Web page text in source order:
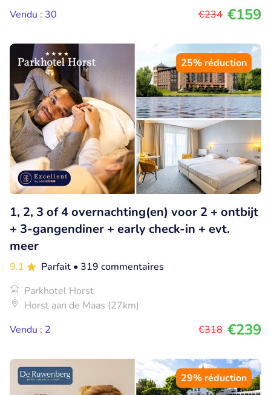
Vendu : 30
€234 €159
25% réduction
1, 2, 3 of 4 overnachting(en) voor 2 + ontbijt
+ 3-gangendiner + early check-in + evt.
meer
9.1 Parfait • 319 commentaires
Parkhotel Horst
Horst aan de Maas (27km)
Vendu : 2
€318 €239
29% réduction